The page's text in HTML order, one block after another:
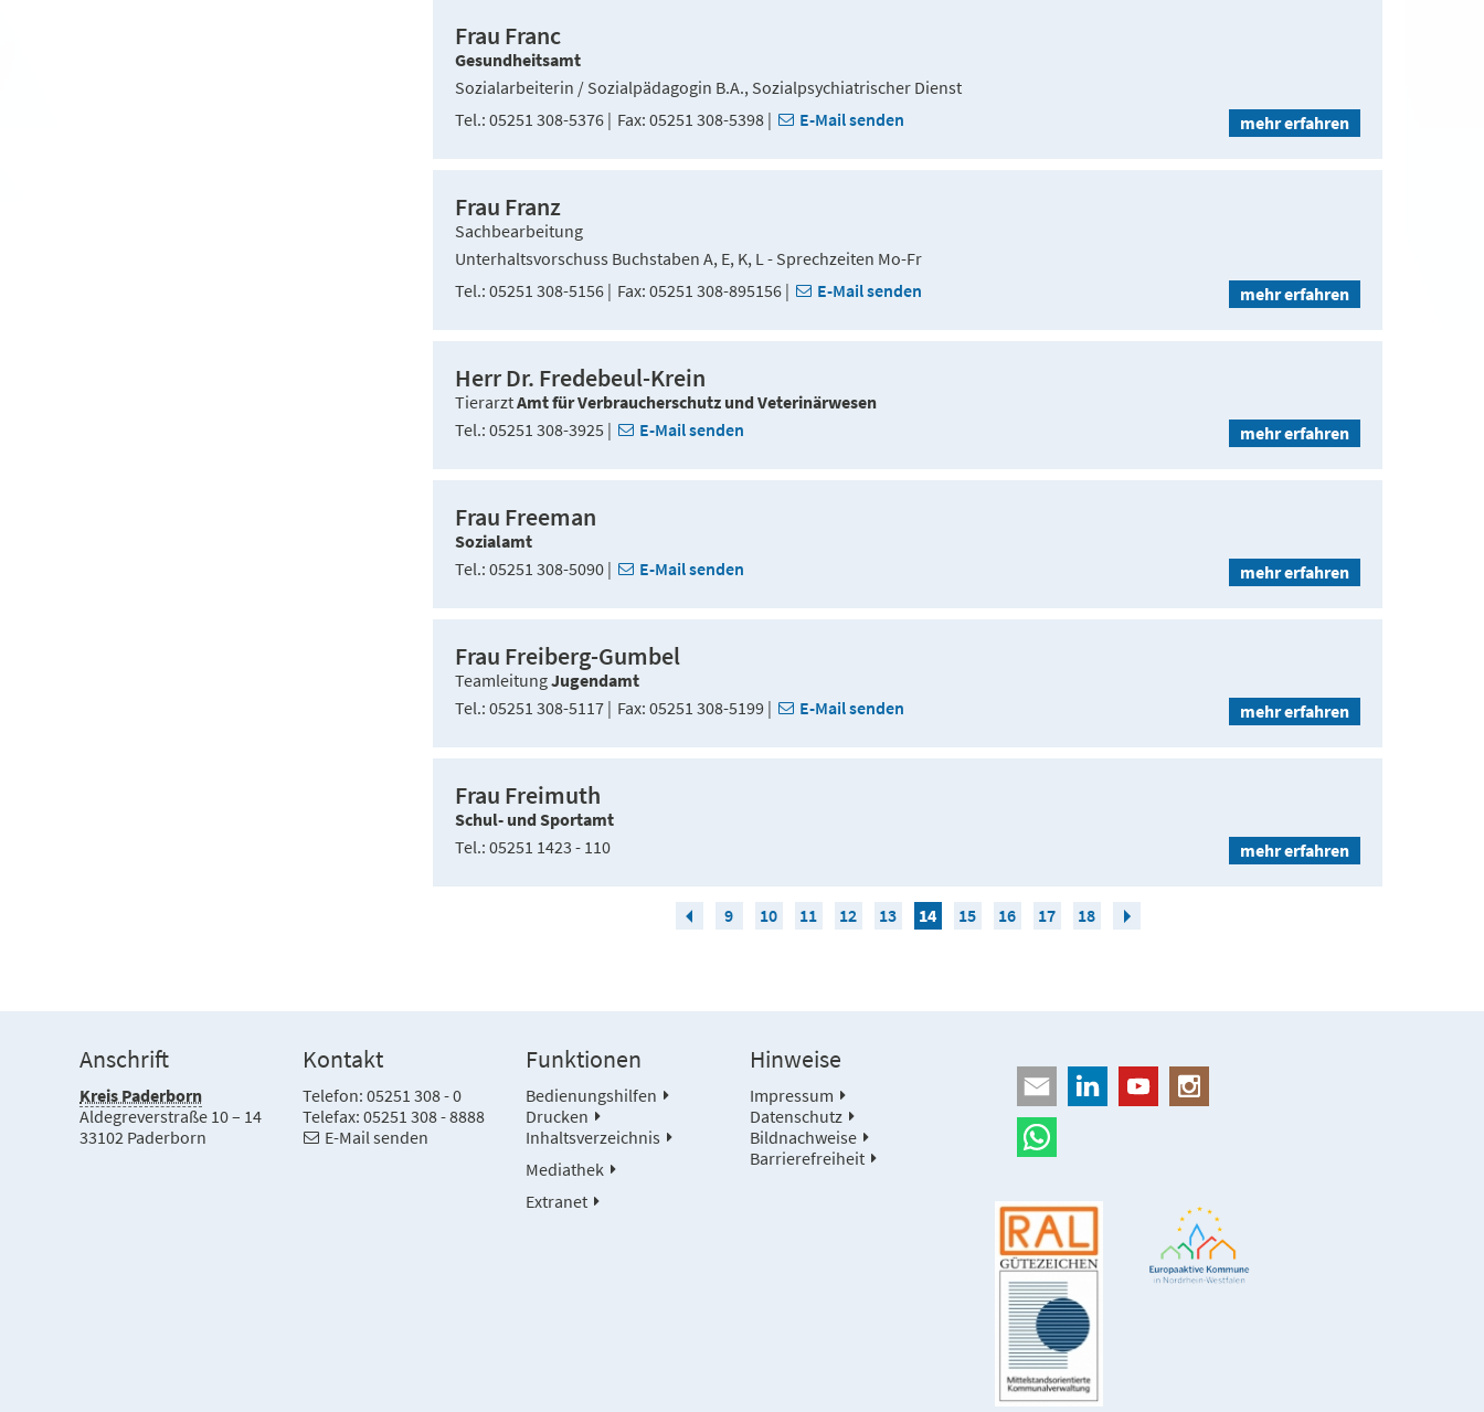
Frau Franc
Gesundheitsamt
Sozialarbeiterin / Sozialpädagogin B.A., Sozialpsychiatrischer Dienst
Tel. 05251 308-5376 Fax 05251 308-5398 E-Mail senden mehr erfahren
Frau Franz
Sachbearbeitung
Unterhaltsvorschuss Buchstaben A, E, K, L - Sprechzeiten Mo-Fr
Tel. 05251 308-5156 Fax 05251 308-895156 E-Mail senden mehr erfahren
Herr Dr. Fredebeul-Krein
TierarztAmt für Verbraucherschutz und Veterinärwesen
Tel. 05251 308-3925 E-Mail senden mehr erfahren
Frau Freeman
Sozialamt
Tel. 05251 308-5090 E-Mail senden mehr erfahren
Frau Freiberg-Gumbel
TeamleitungJugendamt
Tel. 05251 308-5117 Fax 05251 308-5199 E-Mail senden mehr erfahren
Frau Freimuth
Schul- und Sportamt
Tel. 05251 1423 - 110 mehr erfahren
9 10 11 12 13 14 15 16 17 18
Anschrift
Kreis Paderborn
Aldegreverstraße 10 – 14
33102 Paderborn
Kontakt
Telefon: 05251 308 - 0
Telefax: 05251 308 - 8888
E-Mail senden
Funktionen
Bedienungshilfen
Drucken
Inhaltsverzeichnis
Mediathek
Extranet
Hinweise
Impressum
Datenschutz
Bildnachweise
Barrierefreiheit